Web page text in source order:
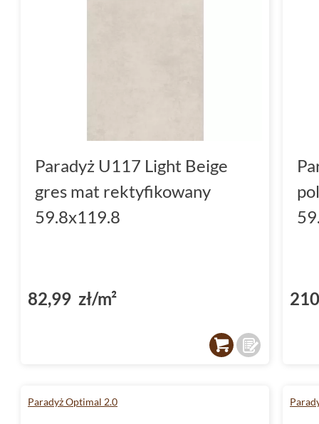
Paradyż U117 Light Beige
gres mat rektyfikowany
59.8x119.8
82,99 zł/m²
Paradyż Optimal 2.0